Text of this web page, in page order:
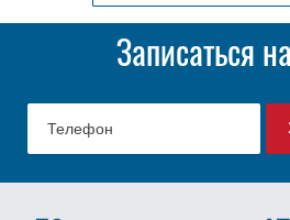
Записаться